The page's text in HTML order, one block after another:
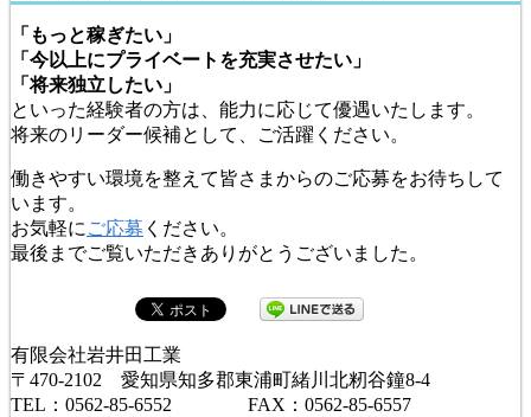
「もっと稼ぎたい」
「今以上にプライベートを充実させたい」
「将来独立したい」
といった経験者の方は、能力に応じて優遇いたします。
将来のリーダー候補として、ご活躍ください。
働きやすい環境を整えて皆さまからのご応募をお待ちして
います。
お気軽に ご応募 ください。
最後までご覧いただきありがとうございました。
有限会社岩井田工業
〒470-2102 愛知県知多郡東浦町緒川北籾谷鐘8-4
TEL：0562-85-6552 FAX：0562-85-6557